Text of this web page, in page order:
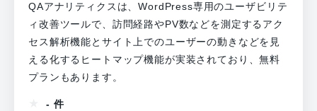
QAアナリティクスは、WordPress専用のユーザビリテ
ィ改善ツールで、訪問経路やPV数などを測定するアク
セス解析機能とサイト上でのユーザーの動きなどを見
える化するヒートマップ機能が実装されており、無料
プランもあります。
- 件